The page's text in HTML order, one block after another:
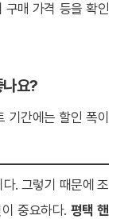
구매 가격 등을 확인
나요?
기간에는 할인 폭이
. 그렇기 때문에 조
중요하다. 평택 핸